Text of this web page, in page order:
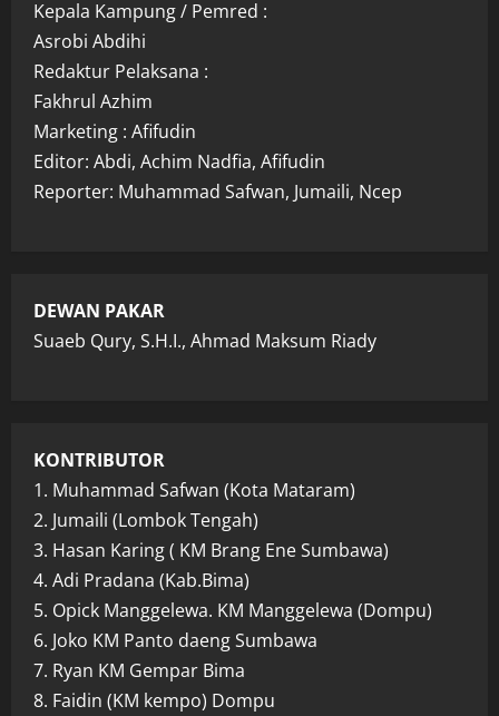
Kepala Kampung / Pemred :
Asrobi Abdihi
Redaktur Pelaksana :
Fakhrul Azhim
Marketing : Afifudin
Editor: Abdi, Achim Nadfia, Afifudin
Reporter: Muhammad Safwan, Jumaili, Ncep
DEWAN PAKAR
Suaeb Qury, S.H.I., Ahmad Maksum Riady
KONTRIBUTOR
1. Muhammad Safwan (Kota Mataram)
2. Jumaili (Lombok Tengah)
3. Hasan Karing ( KM Brang Ene Sumbawa)
4. Adi Pradana (Kab.Bima)
5. Opick Manggelewa. KM Manggelewa (Dompu)
6. Joko KM Panto daeng Sumbawa
7. Ryan KM Gempar Bima
8. Faidin (KM kempo) Dompu